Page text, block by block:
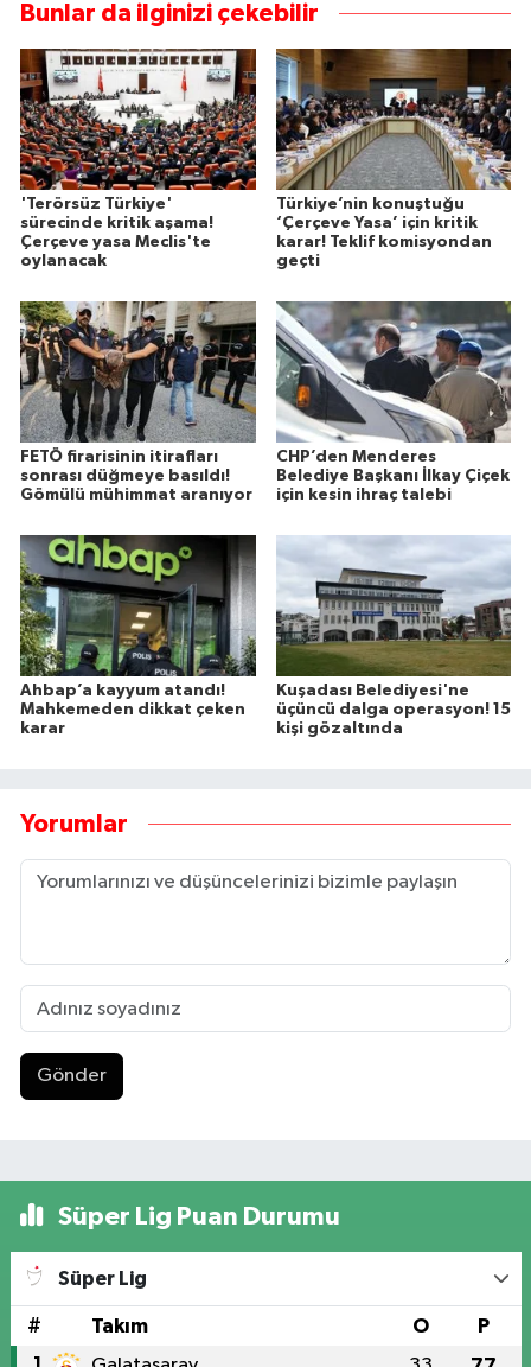
Bunlar da ilginizi çekebilir
'Terörsüz Türkiye'
sürecinde kritik aşama!
Çerçeve yasa Meclis'te
oylanacak
Türkiye’nin konuştuğu
‘Çerçeve Yasa’ için kritik
karar! Teklif komisyondan
geçti
FETÖ firarisinin itirafları
sonrası düğmeye basıldı!
Gömülü mühimmat aranıyor
CHP’den Menderes
Belediye Başkanı İlkay Çiçek
için kesin ihraç talebi
Ahbap’a kayyum atandı!
Mahkemeden dikkat çeken
karar
Kuşadası Belediyesi'ne
üçüncü dalga operasyon! 15
kişi gözaltında
Yorumlar
Gönder
Süper Lig Puan Durumu
Süper Lig
# Takım O P